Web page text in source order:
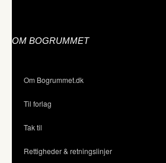
OM BOGRUMMET
Om Bogrummet.dk
Til forlag
Tak til
Rettigheder & retningslinjer